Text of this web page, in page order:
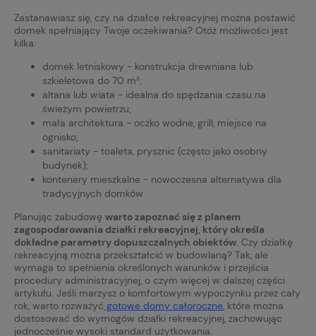
Zastanawiasz się, czy na działce rekreacyjnej można postawić
domek spełniający Twoje oczekiwania? Otóż możliwości jest
kilka:
domek letniskowy - konstrukcja drewniana lub
szkieletowa do 70 m²;
altana lub wiata - idealna do spędzania czasu na
świeżym powietrzu;
mała architektura - oczko wodne, grill, miejsce na
ognisko;
sanitariaty - toaleta, prysznic (często jako osobny
budynek);
kontenery mieszkalne - nowoczesna alternatywa dla
tradycyjnych domków.
Planując zabudowę warto zapoznać się z planem
zagospodarowania działki rekreacyjnej, który określa
dokładne parametry dopuszczalnych obiektów . Czy działkę
rekreacyjną można przekształcić w budowlaną? Tak, ale
wymaga to spełnienia określonych warunków i przejścia
procedury administracyjnej, o czym więcej w dalszej części
artykułu. Jeśli marzysz o komfortowym wypoczynku przez cały
rok, warto rozważyć gotowe domy całoroczne , które można
dostosować do wymogów działki rekreacyjnej, zachowując
jednocześnie wysoki standard użytkowania.